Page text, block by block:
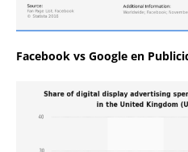
Facebook vs Google en